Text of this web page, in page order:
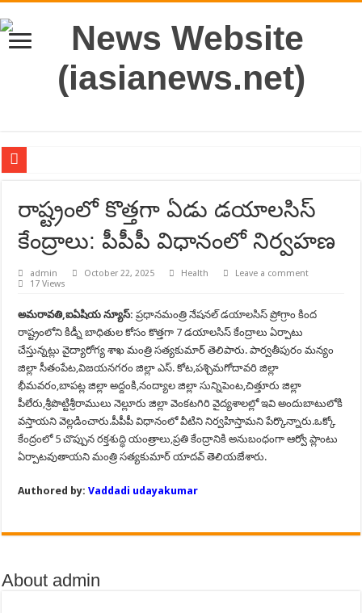
“Enjoying the nectar of Basavanna’s Vachanas in Europe.”
Message from Raj Daniels, President US India Chamber of Commerce, Dallas/
12th International Day of Yoga Hosted by The Consulate General of India,
రాష్ట్రంలో కొత్తగా ఏడు డయాలసిస్
కేంద్రాలు: పీపీపీ విధానంలో నిర్వహణ
admin October 22, 2025 Health
Leave a comment
17 Views
అమరావతి,ఐఏషియ న్యూస్: ప్రధానమంత్రి నేషనల్ డయాలసిస్ ప్రోగ్రాం కింద
రాష్ట్రంలోని కిడ్నీ బాధితుల కోసం కొత్తగా 7 డయాలసిస్ కేంద్రాలు ఏర్పాటు
చేస్తున్నట్లు వైద్యారోగ్య శాఖ మంత్రి సత్యకుమార్ తెలిపారు. పార్వతీపురం మన్యం
జిల్లా సీతంపేట,విజయనగరం జిల్లా ఎస్. కోట,పశ్చిమగోదావరి జిల్లా
భీమవరం,బాపట్ల జిల్లా అద్దంకి,నంద్యాల జిల్లా సున్నిపెంట,చిత్తూరు జిల్లా
పీలేరు,శ్రీపొట్టిశ్రీరాములు నెల్లూరు జిల్లా వెంకటగిరి వైద్యశాలల్లో ఇవి అందుబాటులోకి
వస్తాయని వెల్లడించారు.పీపీపీ విధానంలో వీటిని నిర్వహిస్తామని పేర్కొన్నారు.ఒక్కో
కేంద్రంలో 5 చొప్పున రక్తశుద్ధి యంత్రాలు,ప్రతి కేంద్రానికి అనుబంధంగా ఆర్వో ప్లాంటు
ఏర్పాటవుతాయని మంత్రి సత్యకుమార్ యాదవ్ తెలియజేశారు.
Authored by: Vaddadi udayakumar
About admin